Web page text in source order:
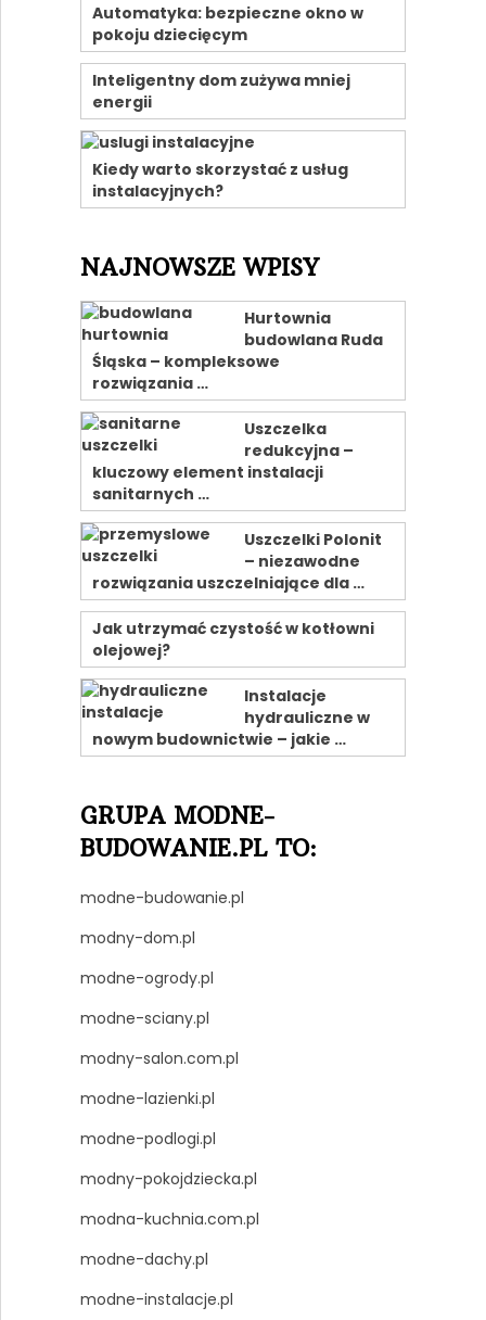
Automatyka: bezpieczne okno w
pokoju dziecięcym
Inteligentny dom zużywa mniej
energii
Kiedy warto skorzystać z usług
instalacyjnych?
NAJNOWSZE WPISY
Hurtownia
budowlana Ruda
Śląska – kompleksowe
rozwiązania …
Uszczelka
redukcyjna –
kluczowy element instalacji
sanitarnych …
Uszczelki Polonit
– niezawodne
rozwiązania uszczelniające dla …
Jak utrzymać czystość w kotłowni
olejowej?
Instalacje
hydrauliczne w
nowym budownictwie – jakie …
GRUPA MODNE-
BUDOWANIE.PL TO:
modne-budowanie.pl
modny-dom.pl
modne-ogrody.pl
modne-sciany.pl
modny-salon.com.pl
modne-lazienki.pl
modne-podlogi.pl
modny-pokojdziecka.pl
modna-kuchnia.com.pl
modne-dachy.pl
modne-instalacje.pl